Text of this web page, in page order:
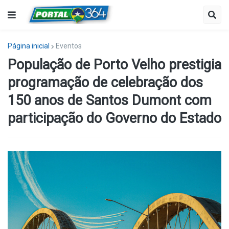
Página inicial Eventos
População de Porto Velho prestigia
programação de celebração dos
150 anos de Santos Dumont com
participação do Governo do Estado